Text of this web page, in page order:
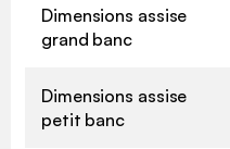
Dimensions assise
grand banc
Dimensions assise
petit banc